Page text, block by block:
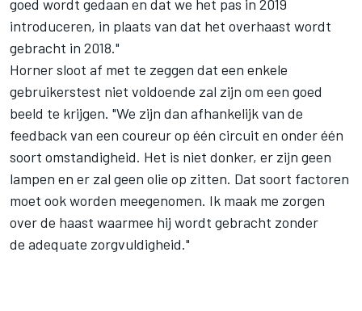
goed wordt gedaan en dat we het pas in 2019
introduceren, in plaats van dat het overhaast wordt
gebracht in 2018."
Horner sloot af met te zeggen dat een enkele
gebruikerstest niet voldoende zal zijn om een goed
beeld te krijgen. "We zijn dan afhankelijk van de
feedback van een coureur op één circuit en onder één
soort omstandigheid. Het is niet donker, er zijn geen
lampen en er zal geen olie op zitten. Dat soort factoren
moet ook worden meegenomen. Ik maak me zorgen
over de haast waarmee hij wordt gebracht zonder
de adequate zorgvuldigheid."